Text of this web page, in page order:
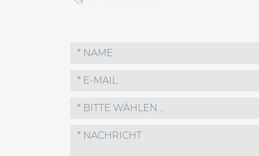
* BITTE WÄHLEN ...